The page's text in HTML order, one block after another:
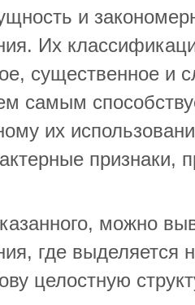
и
Их
существенное и
самым
их
признаки,
можно
где выделяется
целостную